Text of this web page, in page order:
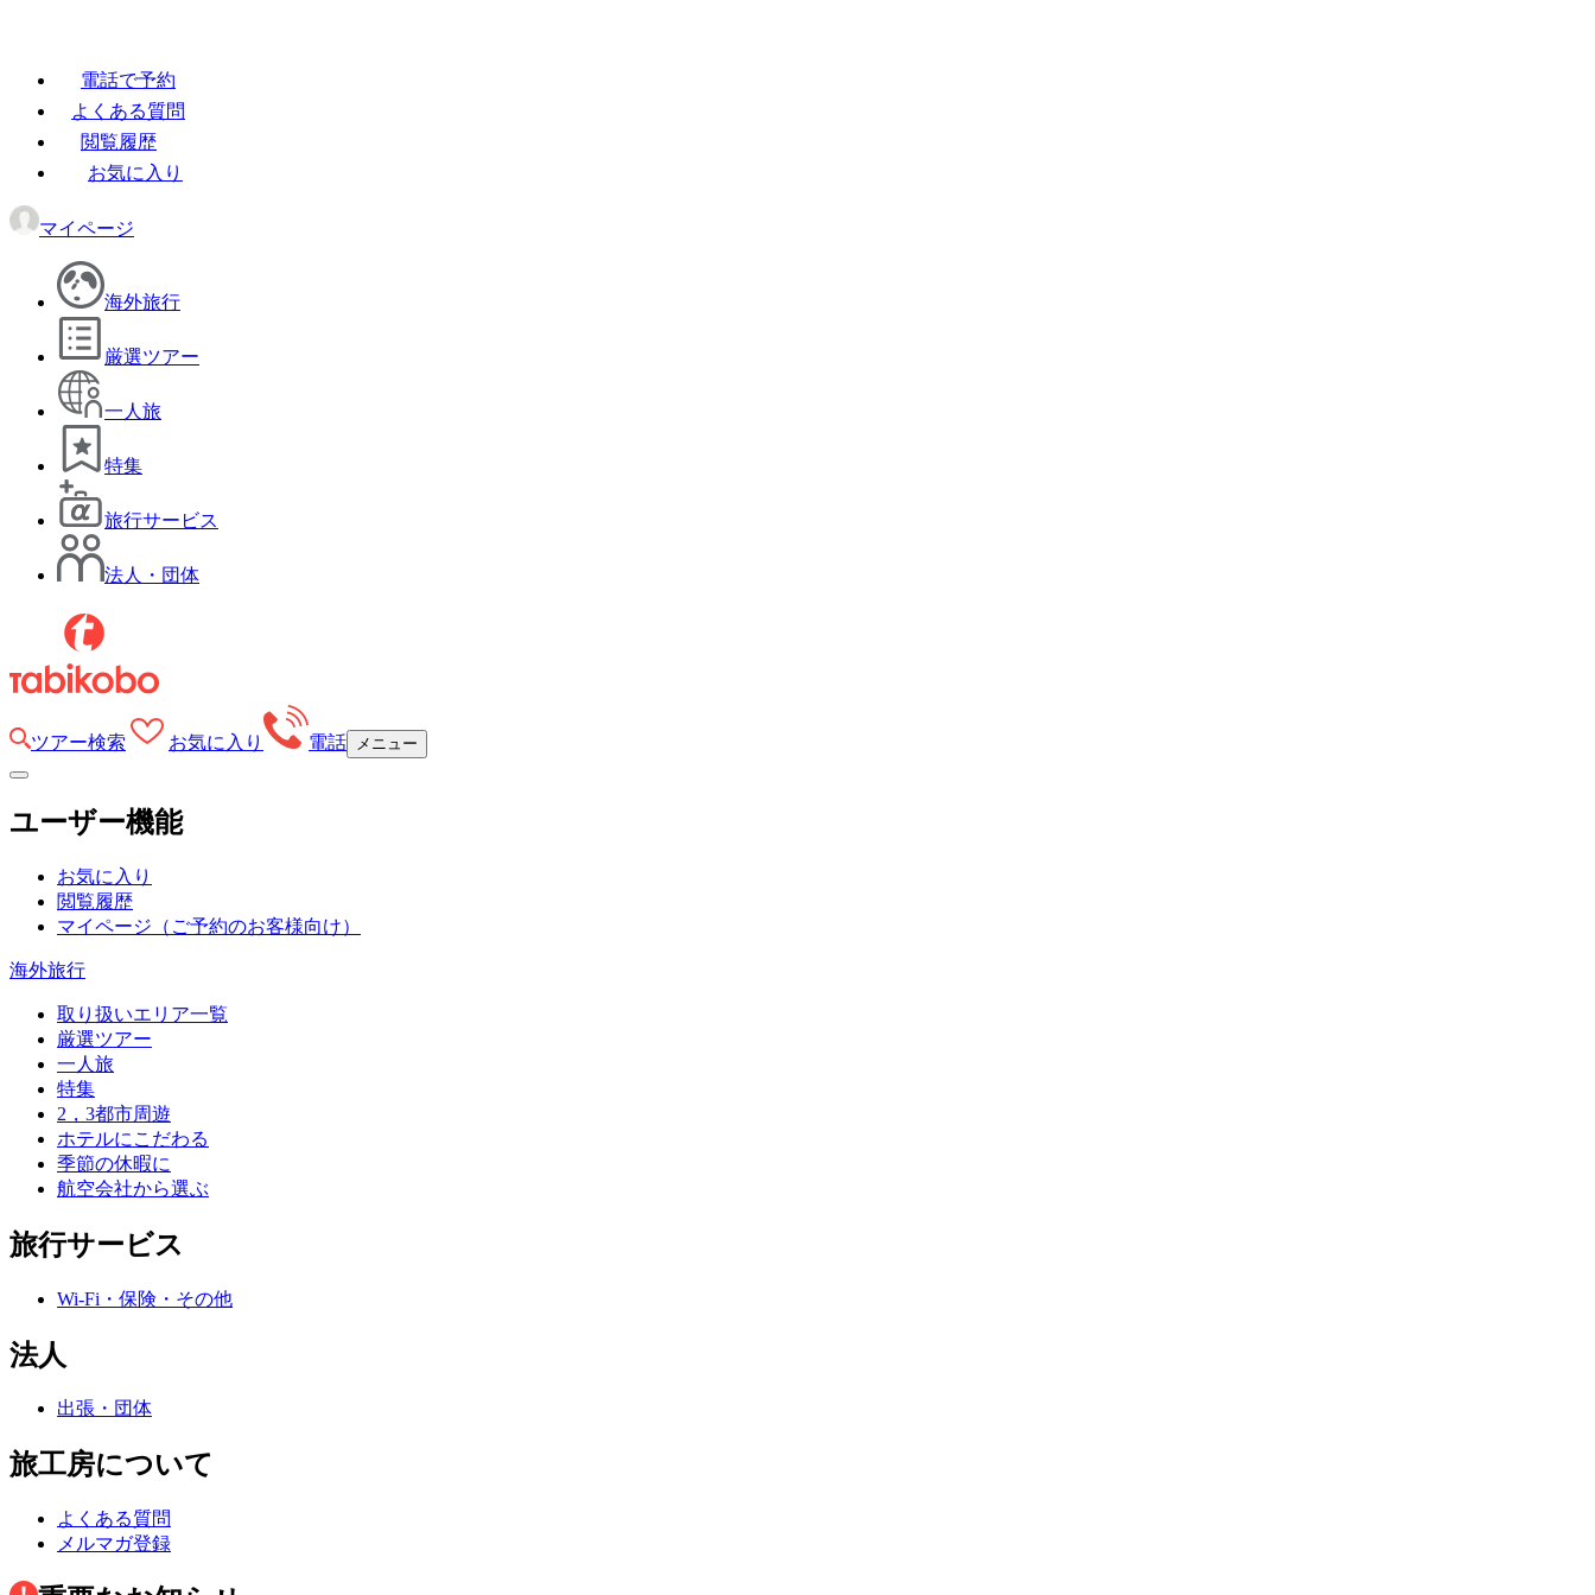
電話で予約
よくある質問
閲覧履歴
お気に入り
マイページ
海外旅行
厳選ツアー
一人旅
特集
旅行サービス
法人・団体
ツアー検索 お気に入り 電話 メニュー
ユーザー機能
お気に入り
閲覧履歴
マイページ （ご予約のお客様向け）
海外旅行
取り扱いエリア一覧
厳選ツアー
一人旅
特集
2，3都市周遊
ホテルにこだわる
季節の休暇に
航空会社から選ぶ
旅行サービス
Wi-Fi・保険・その他
法人
出張・団体
旅工房について
よくある質問
メルマガ登録